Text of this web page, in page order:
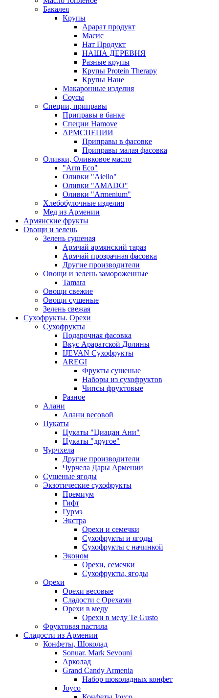
Бакалея
Крупы
Арарат продукт
Масис
Нат Продукт
НАША ДЕРЕВНЯ
Разные крупы
Крупы Protein Therapy
Крупы Нане
Макаронные изделия
Соусы
Специи, приправы
Приправы в банке
Специи Hamove
АРМСПЕЦИИ
Приправы в фасовке
Приправы малая фасовка
Оливки, Оливковое масло
"Arm Eco"
Оливки "Aiello"
Оливки "AMADO"
Оливки "Armenium"
Хлебобулочные изделия
Мед из Армении
Армянские фрукты
Овощи и зелень
Зелень сушеная
Армчай армянский тараз
Армчай прозрачная фасовка
Другие производители
Овощи и зелень замороженные
Tamara
Овощи свежие
Овощи сушеные
Зелень свежая
Сухофрукты. Орехи
Сухофрукты
Подарочная фасовка
Вкус Араратской Долины
IJEVAN Сухофрукты
AREGI
Фрукты сушеные
Наборы из сухофруктов
Чипсы фруктовые
Разное
Алани
Алани весовой
Цукаты
Цукаты "Циацан Ани"
Цукаты "другое"
Чурчхела
Другие производители
Чурчела Дары Армении
Сушеные ягоды
Экзотические сухофрукты
Премиум
Гифт
Гурмэ
Экстра
Орехи и семечки
Сухофрукты и ягоды
Сухофрукты с начинкой
Эконом
Орехи, семечки
Сухофрукты, ягоды
Орехи
Орехи весовые
Сладости с Орехами
Орехи в меду
Орехи в меду Te Gusto
Фруктовая пастила
Сладости из Армении
Конфеты, Шоколад
Sonuar. Mark Sevouni
Арколад
Grand Candy Armenia
Набор шоколадных конфет
Joyco